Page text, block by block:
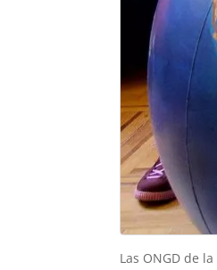
Las ONGD de la